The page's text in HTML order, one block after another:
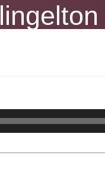
By continuing to visit